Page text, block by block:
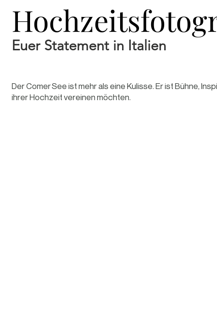
Euer Statement in Italien
Der Comer See ist mehr als eine Kulisse. Er ist Bühne,
ihrer Hochzeit vereinen möchten.